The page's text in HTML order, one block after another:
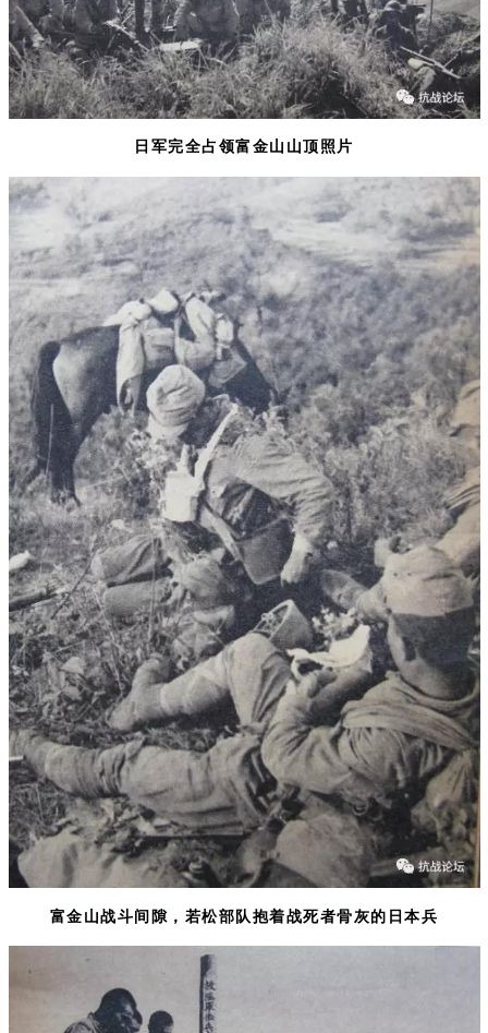
日军完全占领富金山山顶照片
富金山战斗间隙，若松部队抱着战死者骨灰的日本兵